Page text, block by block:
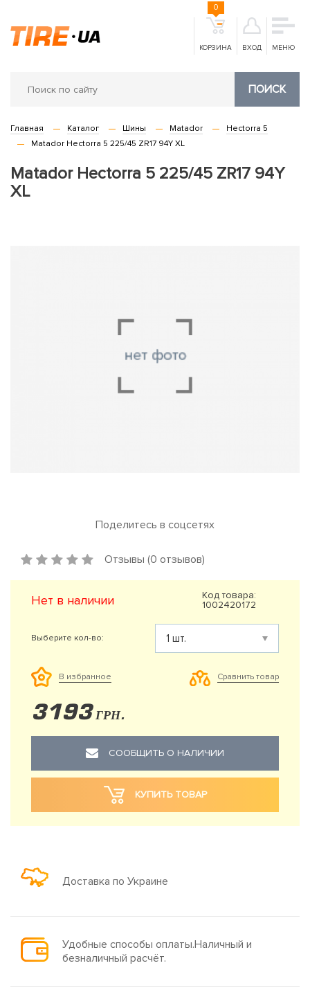
КОРЗИНА
0
ВХОД МЕНЮ
ПОИСК
Главная Каталог Шины Matador
Hectorra 5
Matador Hectorra 5 225/45 ZR17 94Y XL
Matador Hectorra 5 225/45 ZR17 94Y
XL
Поделитесь в соцсетях
Отзывы (0 отзывов)
Нет в наличии
Код товара:
1002420172
Выберите кол-во:
В избранное Сравнить товар
3193 ГРН.
СООБЩИТЬ О НАЛИЧИИ
КУПИТЬ ТОВАР
Доставка по Украине
Удобные способы оплаты.Наличный и
безналичный расчёт.